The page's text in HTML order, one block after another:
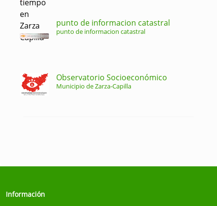
punto de informacion catastral
punto de informacion catastral
Observatorio Socioeconómico
Municipio de Zarza-Capilla
Información